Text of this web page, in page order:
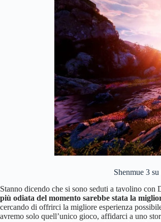
Shenmue 3
Stanno dicendo che si sono seduti a tavolino
più odiata del momento sarebbe stata la
cercando di offrirci la migliore esperienza
avremo solo quell’unico gioco, affidarci a uno